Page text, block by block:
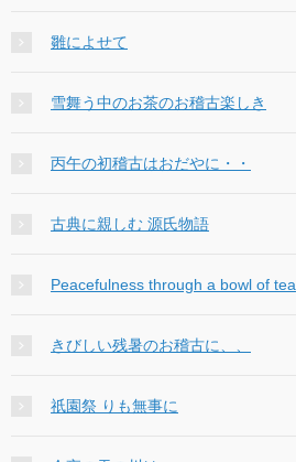
雛によせて
雪舞う中のお茶のお稽古楽しき
丙午の初稽古はおだやに・・
古典に親しむ 源氏物語
Peacefulness through a bowl of tea
きびしい残暑のお稽古に、、
祇園祭 りも無事に